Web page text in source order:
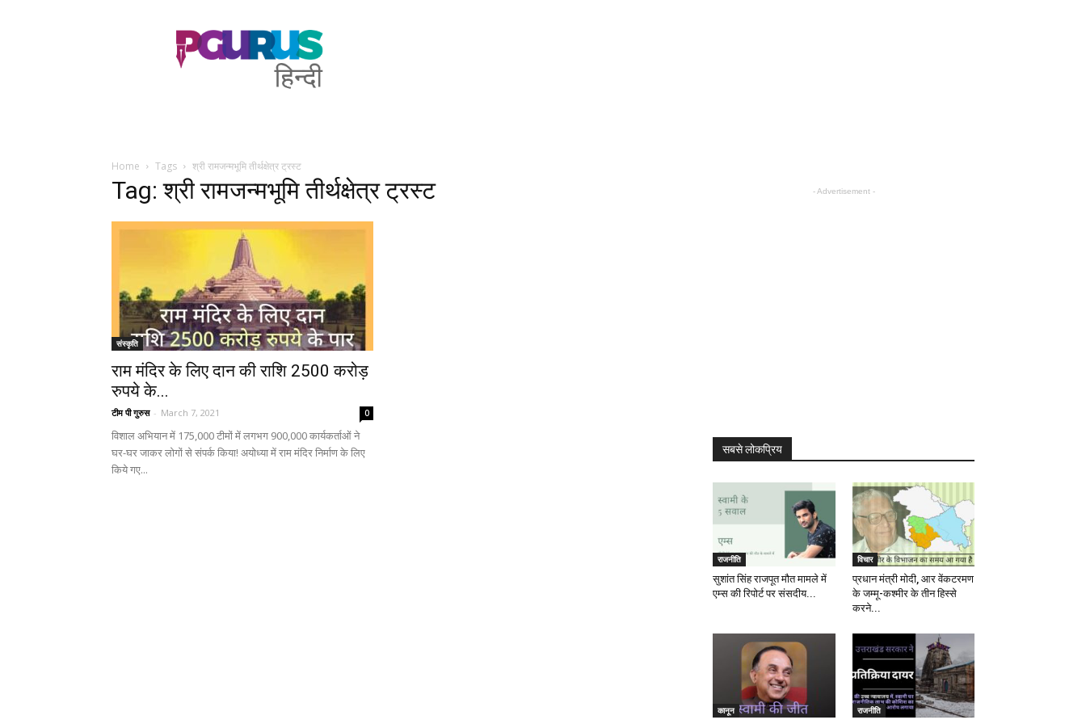
PGurus
Hindi
Home Tags श्री रामजन्मभूमि तीर्थक्षेत्र ट्रस्ट
Tag: श्री रामजन्मभूमि तीर्थक्षेत्र ट्रस्ट
संस्कृति
राम मंदिर के लिए दान की राशि 2500 करोड़
रुपये के...
टीम पी गुरुस - March 7, 2021 0
विशाल अभियान में 175,000 टीमों में लगभग 900,000 कार्यकर्ताओं ने
घर-घर जाकर लोगों से संपर्क किया! अयोध्या में राम मंदिर निर्माण के लिए
किये गए...
- Advertisement -
सबसे लोकप्रिय
राजनीति
सुशांत सिंह राजपूत मौत मामले में
एम्स की रिपोर्ट पर संसदीय...
विचार
प्रधान मंत्री मोदी, आर वेंकटरमण
के जम्मू-कश्मीर के तीन हिस्से
करने...
कानून राजनीति